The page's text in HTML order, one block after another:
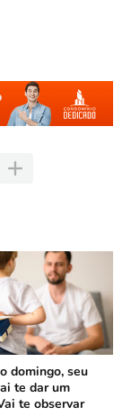
domingo, seu
te dar um
te observar